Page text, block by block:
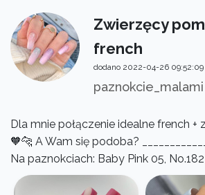
Zwierzęcy
french
dodano 2022-04-26 09:52:09
paznokcie_malami
Dla mnie połączenie idealne french
🧡🐆 A Wam się podoba?
Na paznokciach: Baby Pink 05,